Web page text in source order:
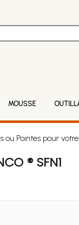
MOUSSE
Pointes pour votre
® SFN1